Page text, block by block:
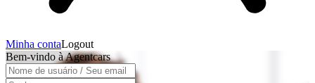
Minha contaLogout
Bem-vindo à Agentcars